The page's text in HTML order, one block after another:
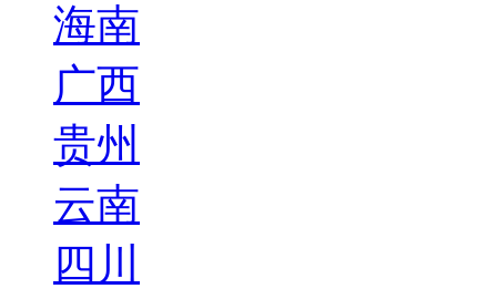
海南
广西
贵州
云南
四川